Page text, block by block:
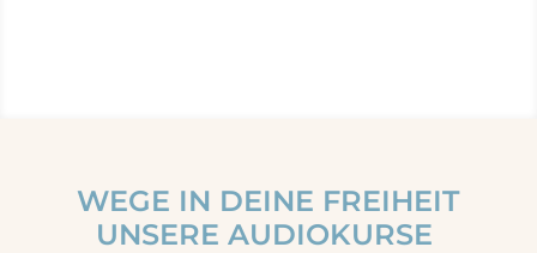
WEGE IN DEINE FREIHEIT
UNSERE AUDIOKURSE